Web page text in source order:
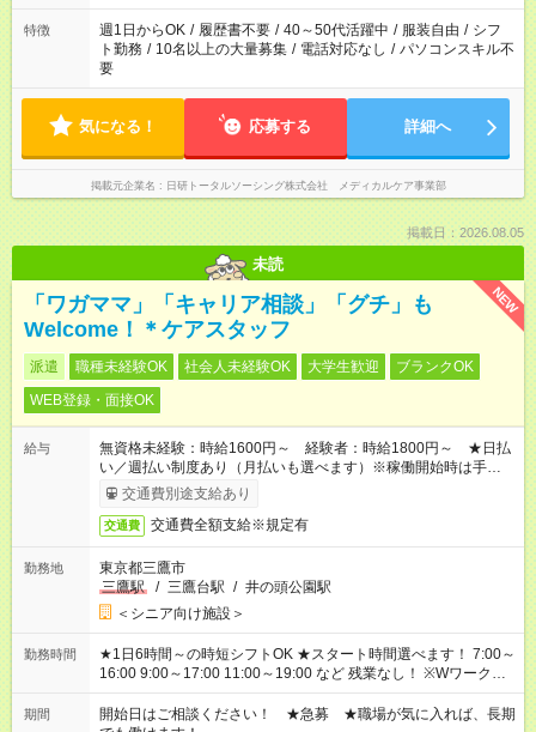
特徴 週1日からOK / 履歴書不要 / 40～50代活躍中 / 服装自由 / シフ
ト勤務 / 10名以上の大量募集 / 電話対応なし / パソコンスキル不
要
気になる！ 応募する 詳細へ
掲載元企業名 日研トータルソーシング株式会社 メディカルケア事業部
掲載日：2026.08.05
未読
NEW
「ワガママ」「キャリア相談」「グチ」も
Welcome！＊ケアスタッフ
派遣 職種未経験OK 社会人未経験OK 大学生歓迎
ブランクOK
WEB登録・面接OK
給与
無資格未経験：時給1600円～ 経験者：時給1800円～ ★日払
い／週払い制度あり（月払いも選べます）※稼働開始時は手続き
完了次第のお支払いとなります。
交通費別途支給あり
交通費 交通費全額支給※規定有
勤務地
東京都三鷹市
三鷹駅
/ 三鷹台駅 / 井の頭公園駅
＜シニア向け施設＞
勤務時間
★1日6時間～の時短シフトOK ★スタート時間選べます！ 7:00～
16:00 9:00～17:00 11:00～19:00 など 残業なし！ ※Wワークの
場合、他のお仕事と合わせ週40時間超の就業はご案内できませ
ん ※法令に基づき、週20時間以上勤務は社会保険への加入対象
期間
開始日はご相談ください！ ★急募 ★職場が気に入れば、長期